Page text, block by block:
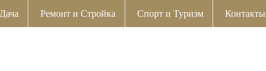
Дача Ремонт и Стройка Спорт и Туризм Контакты